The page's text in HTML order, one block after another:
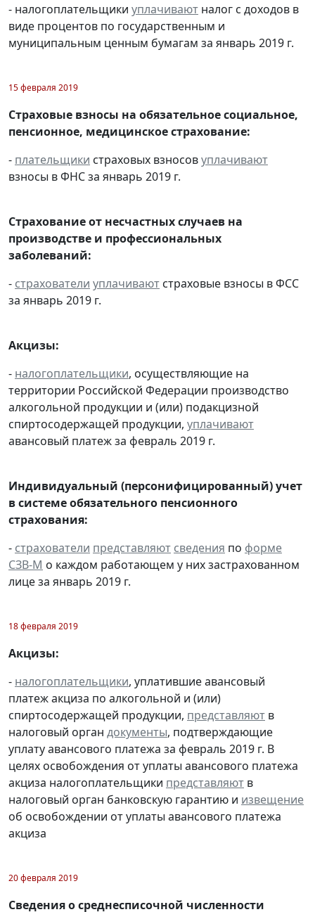
- налогоплательщики уплачивают налог с доходов в
виде процентов по государственным и
муниципальным ценным бумагам за январь 2019 г.
15 февраля 2019
Страховые взносы на обязательное социальное,
пенсионное, медицинское страхование:
- плательщики страховых взносовуплачивают
взносы в ФНС за январь 2019 г.
Страхование от несчастных случаев на
производстве и профессиональных
заболеваний:
- страхователи уплачивают страховые взносы в ФСС
за январь 2019 г.
Акцизы:
- налогоплательщики, осуществляющие на
территории Российской Федерации производство
алкогольной продукции и (или) подакцизной
спиртосодержащей продукции, уплачивают
авансовый платеж за февраль 2019 г.
Индивидуальный (персонифицированный) учет
в системе обязательного пенсионного
страхования:
- страхователи представляют сведения по форме
СЗВ-М о каждом работающем у них застрахованном
лице за январь 2019 г.
18 февраля 2019
Акцизы:
- налогоплательщики, уплатившие авансовый
платеж акциза по алкогольной и (или)
спиртосодержащей продукции, представляют в
налоговый орган документы, подтверждающие
уплату авансового платежа за февраль 2019 г. В
целях освобождения от уплаты авансового платежа
акциза налогоплательщики представляют в
налоговый орган банковскую гарантию и извещение
об освобождении от уплаты авансового платежа
акциза
20 февраля 2019
Сведения о среднесписочной численности